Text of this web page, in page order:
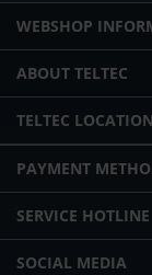
WEBSHOP
ABOUT TELTEC
TELTEC
PAYMENT
SERVICE HOTLINE
SOCIAL MEDIA